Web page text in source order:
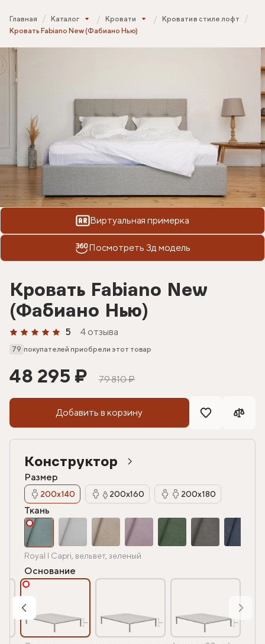
Главная Каталог Кровати
Кровати в стиле лофт
Кровать Fabiano New (Фабиано Нью)
Виртуальная примерка
Посмотреть 3д модель
Кровать Fabiano New
(Фабиано Нью)
5 4 отзыва
79 покупателей приобрели этот товар
48 295 ₽ 79 810 ₽
Добавить в корзину
Конструктор
Размер
200х140 200х160 200х180
Ткань
Royal I Capri, вельвет, зеленый
Основание